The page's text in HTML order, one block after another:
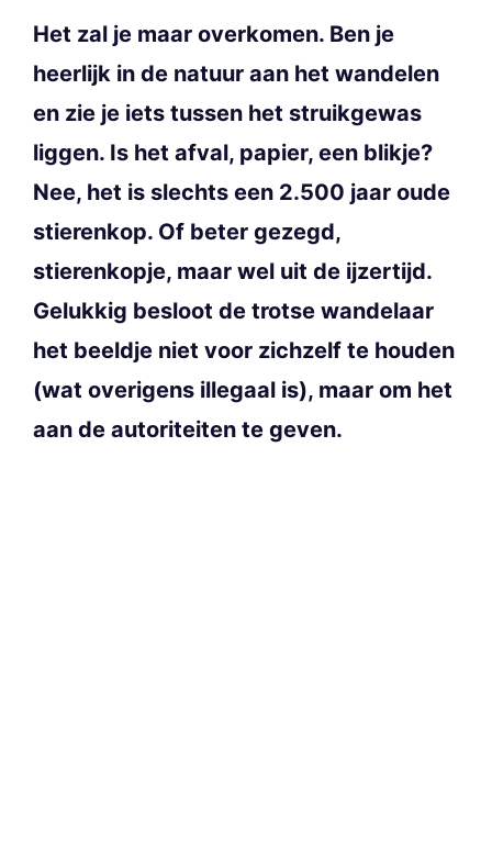
Het zal je maar overkomen. Ben je
heerlijk in de natuur aan het wandelen
en zie je iets tussen het struikgewas
liggen. Is het afval, papier, een blikje?
Nee, het is slechts een 2.500 jaar oude
stierenkop. Of beter gezegd,
stierenkopje, maar wel uit de ijzertijd.
Gelukkig besloot de trotse wandelaar
het beeldje niet voor zichzelf te houden
(wat overigens illegaal is), maar om het
aan de autoriteiten te geven.